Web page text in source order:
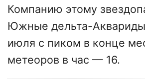
Компанию этому
Южные дельта-
июля с пиком в конце
метеоров в час — 16.